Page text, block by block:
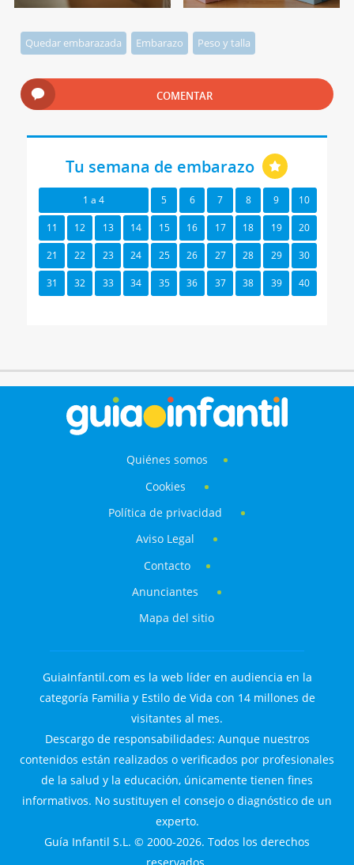
Quedar embarazada Embarazo Peso y talla
COMENTAR
Tu semana de embarazo
1 a 4 5 6 7 8 9 10
11 12 13 14 15 16 17 18 19 20
21 22 23 24 25 26 27 28 29 30
31 32 33 34 35 36 37 38 39 40
Quiénes somos
Cookies
Política de privacidad
Aviso Legal
Contacto
Anunciantes
Mapa del sitio
GuiaInfantil.com es la web líder en audiencia en la
categoría Familia y Estilo de Vida con 14 millones de
visitantes al mes.
Descargo de responsabilidades: Aunque nuestros
contenidos están realizados o verificados por profesionales
de la salud y la educación, únicamente tienen fines
informativos. No sustituyen el consejo o diagnóstico de un
experto.
Guía Infantil S.L. © 2000-2026. Todos los derechos